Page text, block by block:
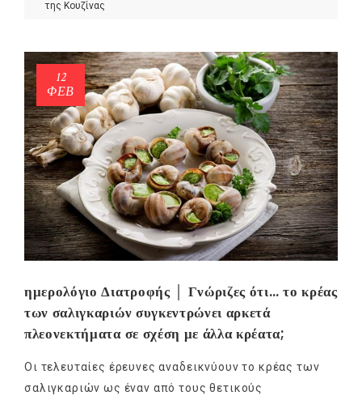
της Κουζίνας
12
ΦΕΒ
ημερολόγιο Διατροφής │ Γνώριζες ότι… το κρέας
των σαλιγκαριών συγκεντρώνει αρκετά
πλεονεκτήματα σε σχέση με άλλα κρέατα;
Οι τελευταίες έρευνες αναδεικνύουν το κρέας των
σαλιγκαριών ως έναν από τους θετικούς
NEWSLETTER
Get ti
mel
y updates
fro
m
your favorite
products